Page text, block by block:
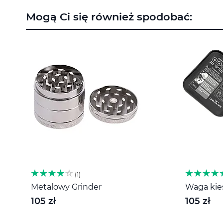
początek
galerii
Mogą Ci się również spodobać:
1
Metalowy Grinder
105 zł
Waga
105 zł